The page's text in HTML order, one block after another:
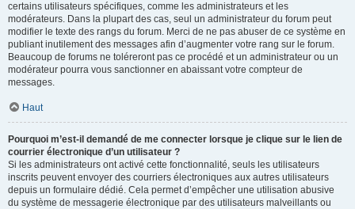
certains utilisateurs spécifiques, comme les administrateurs et les
modérateurs. Dans la plupart des cas, seul un administrateur du forum peut
modifier le texte des rangs du forum. Merci de ne pas abuser de ce système en
publiant inutilement des messages afin d’augmenter votre rang sur le forum.
Beaucoup de forums ne toléreront pas ce procédé et un administrateur ou un
modérateur pourra vous sanctionner en abaissant votre compteur de
messages.
Haut
Pourquoi m’est-il demandé de me connecter lorsque je clique sur le lien de
courrier électronique d’un utilisateur ?
Si les administrateurs ont activé cette fonctionnalité, seuls les utilisateurs
inscrits peuvent envoyer des courriers électroniques aux autres utilisateurs
depuis un formulaire dédié. Cela permet d’empêcher une utilisation abusive
du système de messagerie électronique par des utilisateurs malveillants ou